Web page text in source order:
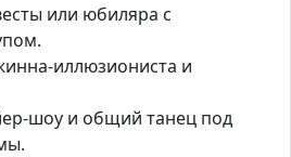
или юбиляра с
иллюзиониста и
шоу и общий танец под